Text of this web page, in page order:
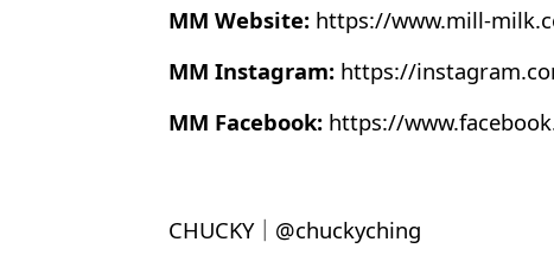
MM Website: https://www.mill-
MM Instagram: https://
MM Facebook: https://
CHUCKY｜@chuckyching